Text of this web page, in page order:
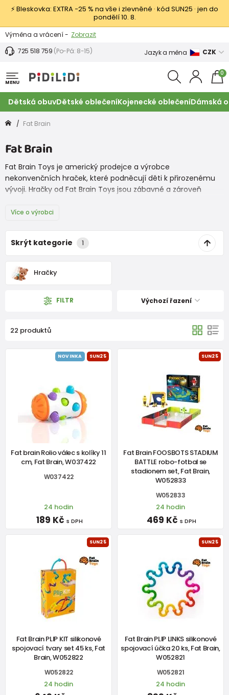
⚡ Bleskovka: EXTRA −25 % na vše i zlevněné · kód SUN25 · jen do
pondělí 10. 8.
Výměna a vrácení - Zobrazit
Sleva 100 Kč na první nákup -
725 518 759 (Po-Pá: 8-15) Jazyk a měna CZK
MENU
0
Dětská obuvDětské oblečeníKojenecké oblečeníDámská
Fat Brain
Fat Brain
Fat Brain Toys je americký prodejce a výrobce
nekonvenčních hraček, které podněcují děti k přirozenému
vývoji. Hračky od Fat Brain Toys jsou zábavné a zároveň
Více o výrobci
Skrýt kategorie 1
Hračky
FILTR Výchozí řazení
22 produktů
NOVINKA SUN25
Fat brain Rolio válec s kolíky 11
cm, Fat Brain, W037422
W037422
24 hodin
189 Kč s DPH
SUN25
Fat Brain FOOSBOTS STADIUM
BATTLE robo-fotbal se
stadionem set, Fat Brain,
W052833
W052833
24 hodin
469 Kč s DPH
SUN25
Fat Brain PLIP KIT silikonové
spojovací tvary set 45 ks, Fat
Brain, W052822
W052822
24 hodin
SUN25
Fat Brain PLIP LINKS silikonové
spojovací účka 20 ks, Fat Brain,
W052821
W052821
24 hodin